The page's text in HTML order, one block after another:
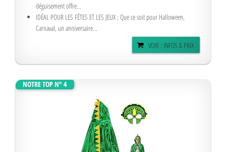
déguisement offre...
IDÉAL POUR LES FÊTES ET LES JEUX : Que ce soit pour Halloween,
Carnaval, un anniversaire...
VOIR : INFOS & PRIX
NOTRE TOP N° 4